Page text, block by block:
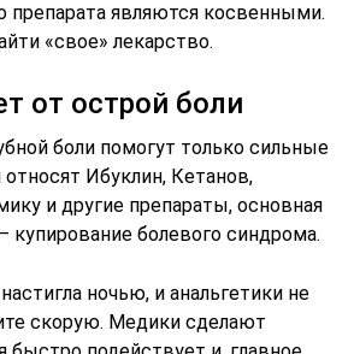
препарата являются косвенными.
«свое» лекарство.
от острой боли
боли помогут только сильные
Ибуклин, Кетанов,
и другие препараты, основная
купирование болевого синдрома.
ночью, и анальгетики не
скорую. Медики сделают